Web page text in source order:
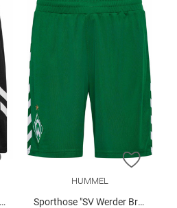
ZUR WUNSCHLISTE HINZUFÜGEN
ZUR
HUMMEL
Sporthose "SV Werder Bremen Home 2026/27 Kids"